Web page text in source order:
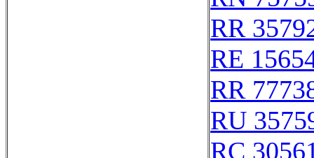
RR
RE
RR
RU
RC